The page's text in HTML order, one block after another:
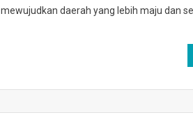
daerah yang lebih maju dan